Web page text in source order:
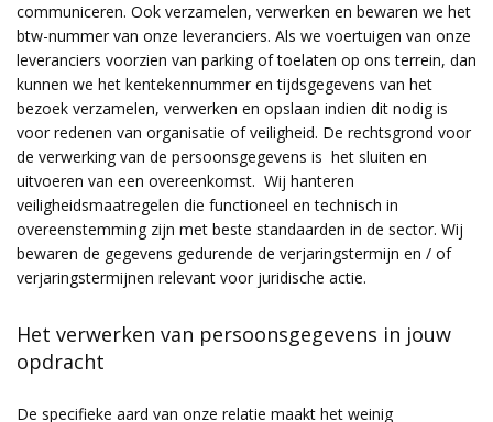
communiceren. Ook verzamelen, verwerken en bewaren we het
btw-nummer van onze leveranciers. Als we voertuigen van onze
leveranciers voorzien van parking of toelaten op ons terrein, dan
kunnen we het kentekennummer en tijdsgegevens van het
bezoek verzamelen, verwerken en opslaan indien dit nodig is
voor redenen van organisatie of veiligheid. De rechtsgrond voor
de verwerking van de persoonsgegevens is het sluiten en
uitvoeren van een overeenkomst. Wij hanteren
veiligheidsmaatregelen die functioneel en technisch in
overeenstemming zijn met beste standaarden in de sector. Wij
bewaren de gegevens gedurende de verjaringstermijn en / of
verjaringstermijnen relevant voor juridische actie.
Het verwerken van persoonsgegevens in jouw
opdracht
De specifieke aard van onze relatie maakt het weinig